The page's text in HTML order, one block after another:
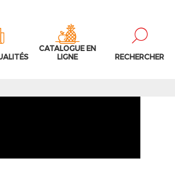
CATALOGUE EN
LIGNE
RECHERCHER